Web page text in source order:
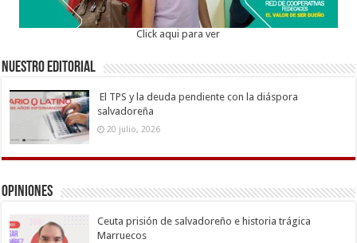
Click aqui para ver
Nuestro Editorial
El TPS y la deuda pendiente con la diáspora
salvadoreña
20 julio, 2026
Opiniones
Ceuta prisión de salvadoreño e historia trágica
Marruecos